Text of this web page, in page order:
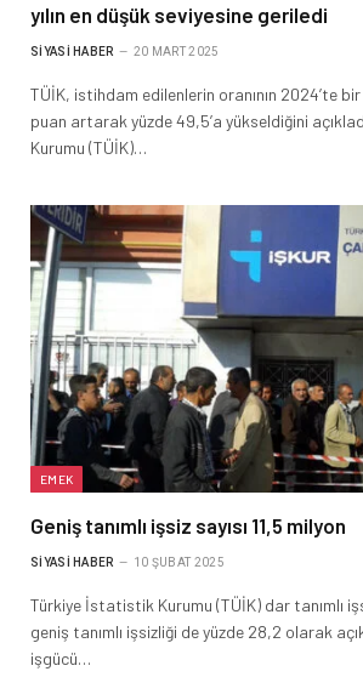
yılın en düşük seviyesine geriledi
SIYASI HABER 20 MART 2025
TÜİK, istihdam edilenlerin oranının 2024’te
puan artarak yüzde 49,5’a yükseldiğini
Kurumu (TÜİK)…
EMEK
Geniş tanımlı işsiz sayısı 11,5 milyon
SIYASI HABER 10 ŞUBAT 2025
Türkiye İstatistik Kurumu (TÜİK) dar tanımlı
geniş tanımlı işsizliği de yüzde 28,2 olarak
işgücü…